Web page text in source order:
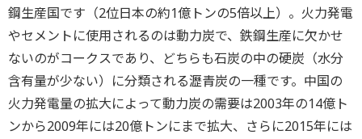
鋼生産国です（2位日本の約1億トンの5倍以上）。火力発電
やセメントに使用されるのは動力炭で、鉄鋼生産に欠かせ
ないのがコークスであり、どちらも石炭の中の硬炭（水分
含有量が少ない）に分類される瀝青炭の一種です。中国の
火力発電量の拡大によって動力炭の需要は2003年の14億ト
ンから2009年には20億トンにまで拡大、さらに2015年には